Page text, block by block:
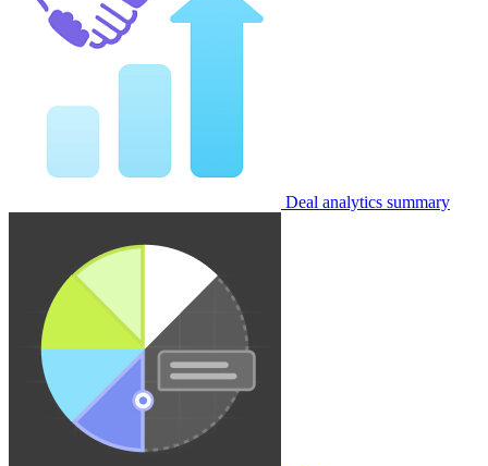
Deal analytics summary